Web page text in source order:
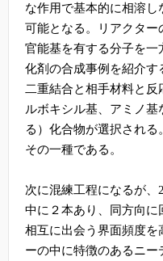
な作用で基本的に相溶
可能となる。
リアクタ
官能基を有する分子を一
化剤の合成事例を紹介す
二重結合と相手材料と
ルボキシル基、アミノ
る）化合物が選択され
その一種である。
次に混練工程になるが、 2
中に２本あり、同方向に
相互に出会う界面頻度を
ーの中に特徴のあるニ